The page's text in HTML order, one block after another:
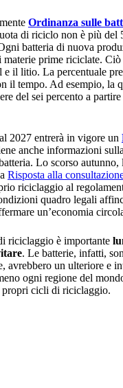
Ordinanza sulle
di riciclo non è più del
batteria di nuova
materie prime riciclate.
il litio. La percentuale
il tempo. Ad esempio, la
del sei percento a
2027 entrerà in vigore un
anche informazioni
Lo scorso
Risposta alla
riciclaggio al
quadro legali
un’economia
riciclaggio è importante
. Le batterie, infatti,
avrebbero un ulteriore e
ogni regione del
propri cicli di riciclaggio.